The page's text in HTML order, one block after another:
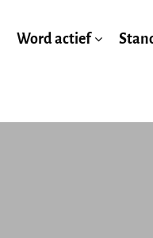
Word actief